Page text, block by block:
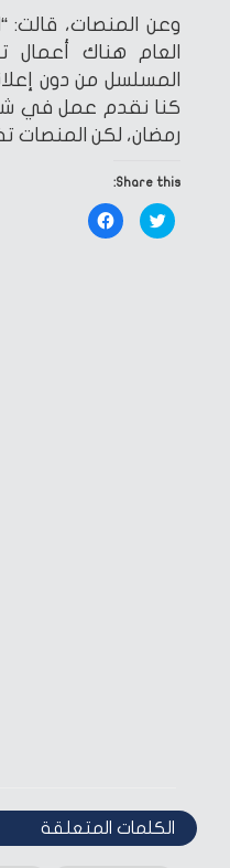
وعن المنصات،
العام هناك
المسلسل من دون
كنا نقدم عمل في
رمضان، لكن المنصات
Share this:
Click
to
share
Click
to
الكلمات المتعلقة‎